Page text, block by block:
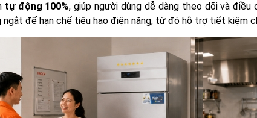
tự động 100%, giúp người dùng dễ dàng theo dõi và điều
để hạn chế tiêu hao điện năng, từ đó hỗ trợ tiết kiệm